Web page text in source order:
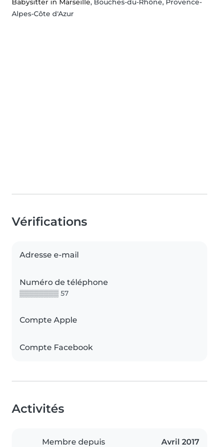
Babysitter in Marseille, Bouches-du-Rhône, Provence-
Alpes-Côte d'Azur
Vérifications
Adresse e-mail
Numéro de téléphone
▒▒▒▒▒▒▒▒ 57
Compte Apple
Compte Facebook
Activités
Membre depuis Avril 2017